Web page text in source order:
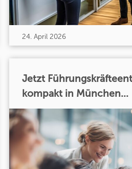
24. April 2026
Jetzt
kompakt in München...